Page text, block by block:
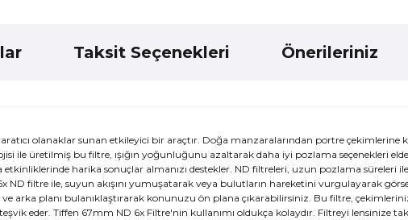
Taksit Seçenekleri Önerileriniz
olanaklar sunan etkileyici bir araçtır. Doğa manzaralarından portre çekimlerine
ile üretilmiş bu filtre, ışığın yoğunluğunu azaltarak daha iyi pozlama seçenekleri
harika sonuçlar almanızı destekler. ND filtreleri, uzun pozlama süreleri ile
ND filtre ile, suyun akışını yumuşatarak veya bulutların hareketini vurgulayarak
arka planı bulanıklaştırarak konunuzu ön plana çıkarabilirsiniz. Bu filtre,
eder. Tiffen 67mm ND 6x Filtre'nin kullanımı oldukça kolaydır. Filtreyi lensinize